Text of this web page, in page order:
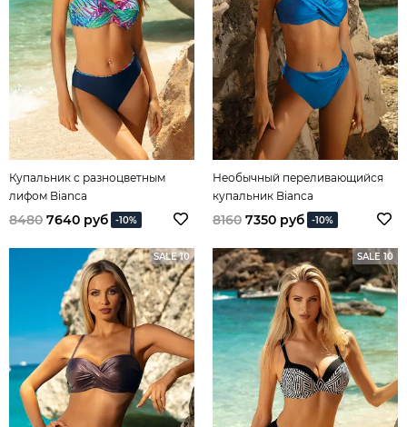
Купальник с разноцветным
лифом Bianca
8480 7640 руб -10%
Необычный переливающийся
купальник Bianca
8160 7350 руб -10%
SALE 10 SALE 10